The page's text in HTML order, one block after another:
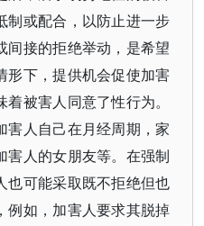
制或配合，以防止进一步
间接的拒绝举动，是希望
形下，提供机会促使加害
被害人同意了性行为。
害人自己在月经周期，家
害人的女朋友等。在强制
也可能采取既不拒绝但也
例如，加害人要求其脱掉